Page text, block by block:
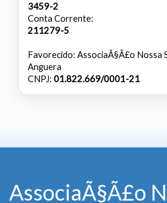
3459-2
Conta Corrente:
211279-5
Favorecido: AssociaÃ§Ã£o Nossa
Anguera
CNPJ: 01.822.669/0001-21
AssociaÃ§Ã£o